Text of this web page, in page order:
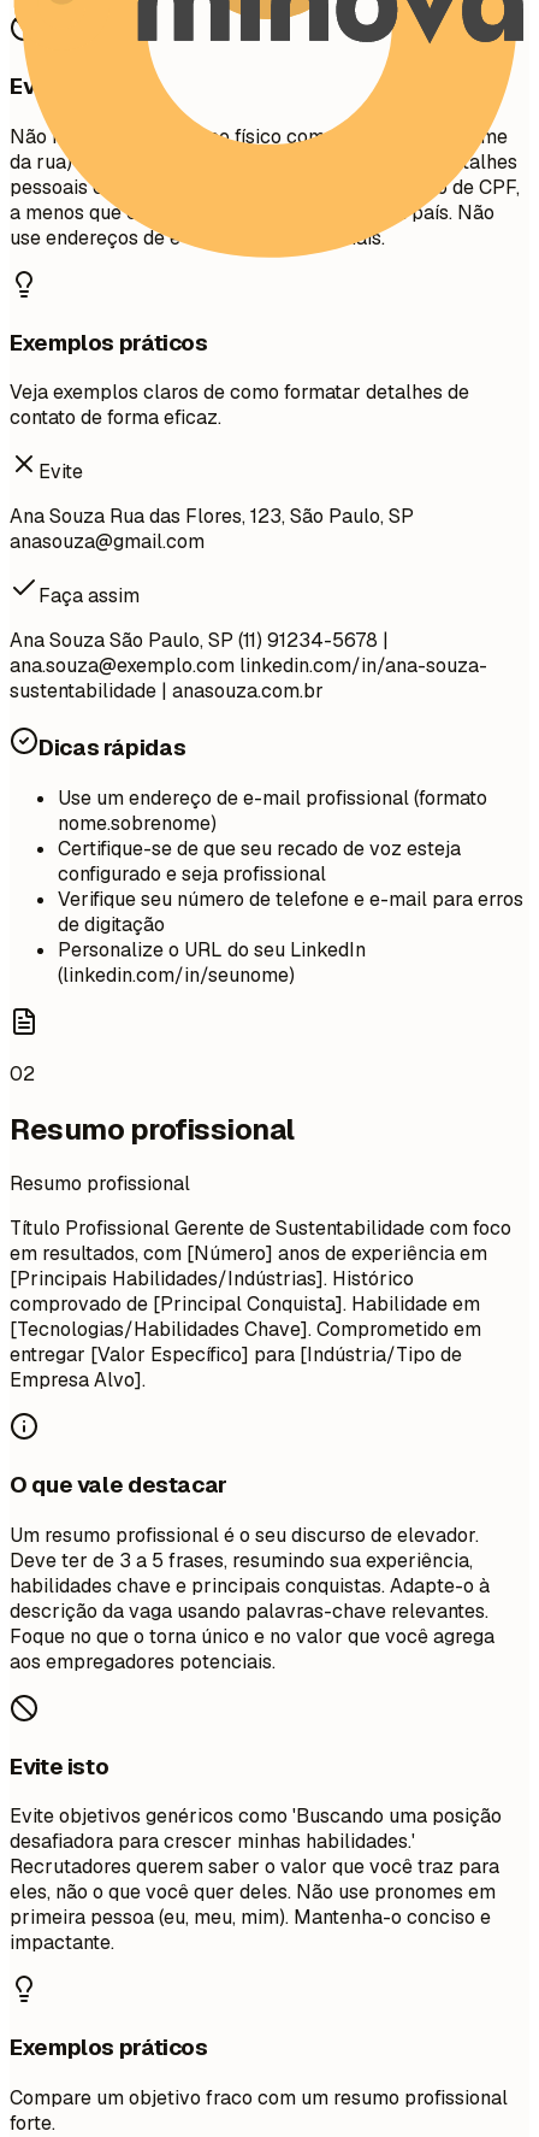
Evite isto
Não inclua seu endereço físico completo (número/nome
da rua) por motivos de privacidade. Evite incluir detalhes
pessoais como estado civil, idade, foto ou número de CPF,
a menos que especificamente exigido em seu país. Não
use endereços de e-mail não profissionais.
Exemplos práticos
Veja exemplos claros de como formatar detalhes de
contato de forma eficaz.
Evite
Ana Souza Rua das Flores, 123, São Paulo, SP
anasouza@gmail.com
Faça assim
Ana Souza São Paulo, SP (11) 91234-5678 |
ana.souza@exemplo.com linkedin.com/in/ana-souza-
sustentabilidade | anasouza.com.br
Dicas rápidas
Use um endereço de e-mail profissional (formato
nome.sobrenome)
Certifique-se de que seu recado de voz esteja
configurado e seja profissional
Verifique seu número de telefone e e-mail para erros
de digitação
Personalize o URL do seu LinkedIn
(linkedin.com/in/seunome)
02
Resumo profissional
Resumo profissional
Título Profissional Gerente de Sustentabilidade com foco
em resultados, com [Número] anos de experiência em
[Principais Habilidades/Indústrias]. Histórico
comprovado de [Principal Conquista]. Habilidade em
[Tecnologias/Habilidades Chave]. Comprometido em
entregar [Valor Específico] para [Indústria/Tipo de
Empresa Alvo].
O que vale destacar
Um resumo profissional é o seu discurso de elevador.
Deve ter de 3 a 5 frases, resumindo sua experiência,
habilidades chave e principais conquistas. Adapte-o à
descrição da vaga usando palavras-chave relevantes.
Foque no que o torna único e no valor que você agrega
aos empregadores potenciais.
Evite isto
Evite objetivos genéricos como 'Buscando uma posição
desafiadora para crescer minhas habilidades.'
Recrutadores querem saber o valor que você traz para
eles, não o que você quer deles. Não use pronomes em
primeira pessoa (eu, meu, mim). Mantenha-o conciso e
impactante.
Exemplos práticos
Compare um objetivo fraco com um resumo profissional
forte.